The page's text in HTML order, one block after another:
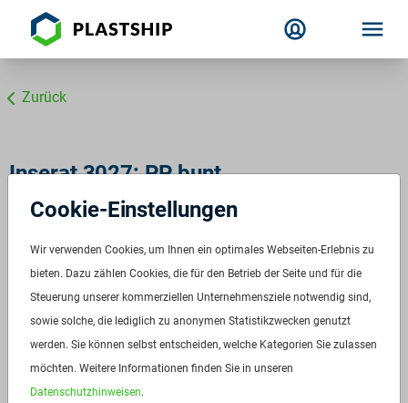
Zurück
Inserat 3027: PP bunt
Cookie-Einstellungen
Wir verwenden Cookies, um Ihnen ein optimales Webseiten-Erlebnis zu
bieten. Dazu zählen Cookies, die für den Betrieb der Seite und für die
Steuerung unserer kommerziellen Unternehmensziele notwendig sind,
sowie solche, die lediglich zu anonymen Statistikzwecken genutzt
werden. Sie können selbst entscheiden, welche Kategorien Sie zulassen
möchten. Weitere Informationen finden Sie in unseren
Datenschutzhinweisen.